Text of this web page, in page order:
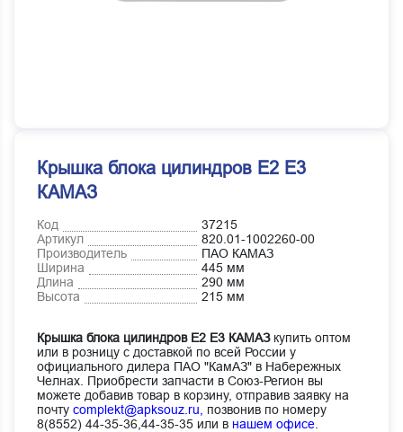
Крышка блока цилиндров Е2 Е3
КАМАЗ
Код
37215
Артикул
820.01-1002260-00
Производитель
ПАО КАМАЗ
Ширина
445 мм
Длина
290 мм
Высота
215 мм
Крышка блока цилиндров Е2 Е3 КАМАЗкупить оптом
или в розницу с доставкой по всей России у
официального дилера ПАО "КамАЗ" в Набережных
Челнах. Приобрести запчасти в Союз-Регион вы
можете добавив товар в корзину, отправив заявку на
почту complekt@apksouz.ru,
позвонив по номеру
8(8552) 44-35-36,44-35-35 или в нашем офисе